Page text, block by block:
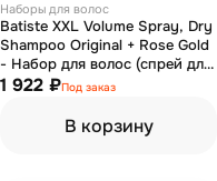
Наборы для волос
Batiste XXL Volume Spray, Dry
Shampoo Original + Rose Gold
- Набор для волос (спрей для
объема 200 мл и шампуни
1 922 ₽Под заказ
В корзину